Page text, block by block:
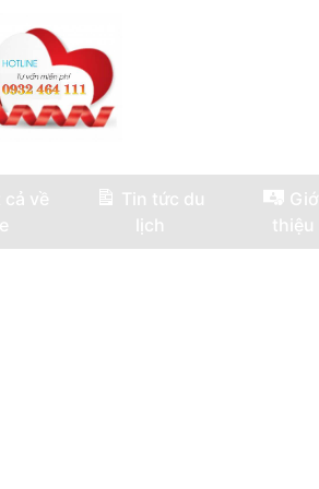
cả về
Tin tức du
lịch
Giới
thiệu